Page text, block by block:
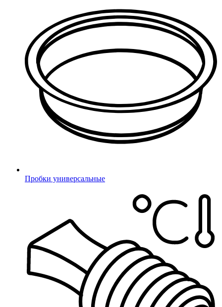
Пробки универсальные
Войти
Забыли пароль?
Авторизация через социальные сети
VK
Яндекс
Mail.ru
Подтверждение телефона
Неверный код
Введите 4-значный код из СМС
Не получили код?
Отправить код повторно